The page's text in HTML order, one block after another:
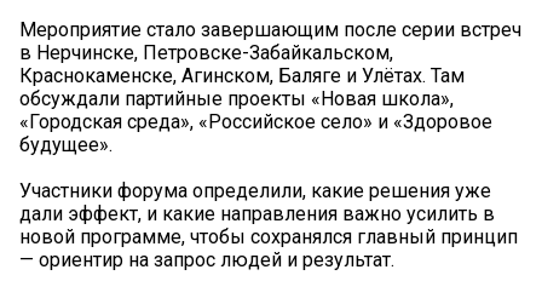
Мероприятие стало завершающим после серии встреч
в Нерчинске, Петровске-Забайкальском,
Краснокаменске, Агинском, Баляге и Улётах. Там
обсуждали партийные проекты «Новая школа»,
«Городская среда», «Российское село» и «Здоровое
будущее».
Участники форума определили, какие решения уже
дали эффект, и какие направления важно усилить в
новой программе, чтобы сохранялся главный принцип
— ориентир на запрос людей и результат.